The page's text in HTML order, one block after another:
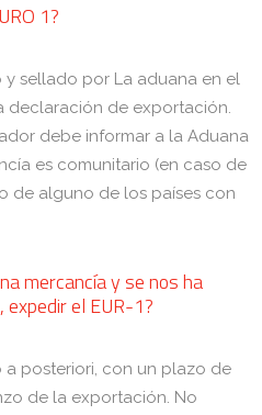
1?
sellado por La aduana en el
declaración de exportación.
debe informar a la Aduana
es comunitario (en caso de
de alguno de los países con
mercancía y se nos ha
el EUR-1?
posteriori, con un plazo de
de la exportación. No